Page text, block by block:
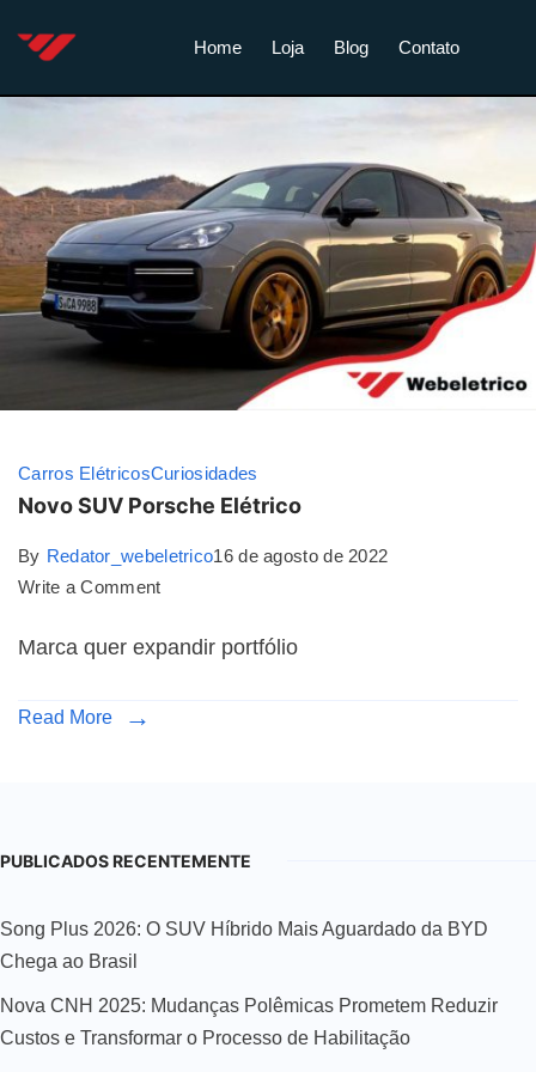
Home Loja Blog Contato
Carros ElétricosCuriosidades
Novo SUV Porsche Elétrico
By Redator_webeletrico16 de agosto de 2022
Write a Comment
Marca quer expandir portfólio
Read More
PUBLICADOS RECENTEMENTE
Song Plus 2026: O SUV Híbrido Mais Aguardado da BYD
Chega ao Brasil
Nova CNH 2025: Mudanças Polêmicas Prometem Reduzir
Custos e Transformar o Processo de Habilitação